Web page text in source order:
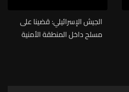
الجيش الإسرائيلي: قضينا على
مسلح داخل المنطقة الأمنية